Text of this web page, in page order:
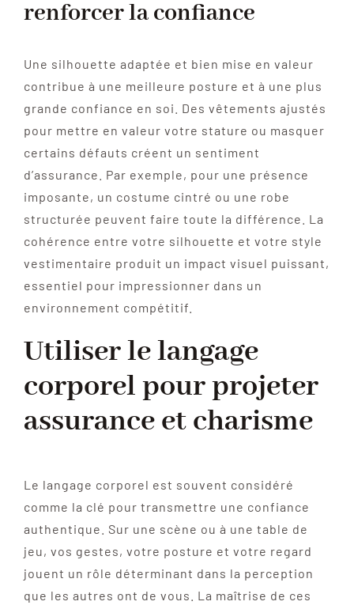
renforcer la confiance
Une silhouette adaptée et bien mise en valeur
contribue à une meilleure posture et à une plus
grande confiance en soi. Des vêtements ajustés
pour mettre en valeur votre stature ou masquer
certains défauts créent un sentiment
d’assurance. Par exemple, pour une présence
imposante, un costume cintré ou une robe
structurée peuvent faire toute la différence. La
cohérence entre votre silhouette et votre style
vestimentaire produit un impact visuel puissant,
essentiel pour impressionner dans un
environnement compétitif.
Utiliser le langage
corporel pour projeter
assurance et charisme
Le langage corporel est souvent considéré
comme la clé pour transmettre une confiance
authentique. Sur une scène ou à une table de
jeu, vos gestes, votre posture et votre regard
jouent un rôle déterminant dans la perception
que les autres ont de vous. La maîtrise de ces